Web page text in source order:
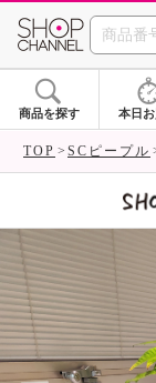
商品を探す 本日
TOP SCピープル